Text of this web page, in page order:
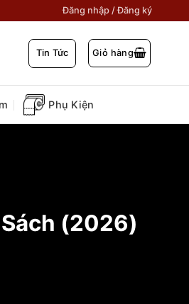
Đăng nhập / Đăng ký
Tin Tức Giỏ hàng
Phụ Kiện
Sách (2026)